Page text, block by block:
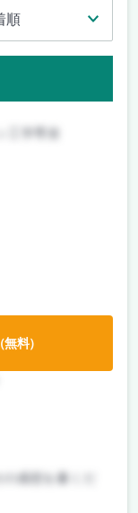
感想を書くだ
料）